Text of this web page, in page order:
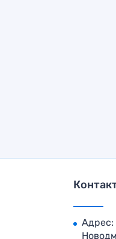
Адрес: